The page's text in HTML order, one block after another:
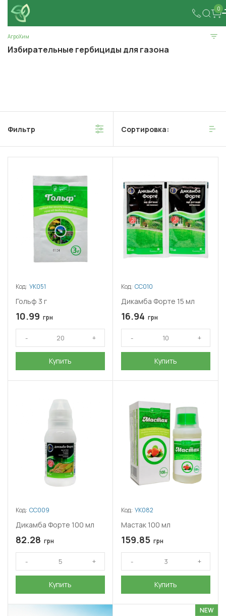
0
АгроХим
Избирательные гербициды для газона
Фильтр Сортировка:
Код: УК051
Гольф 3 г
10.99 грн
Купить
Код: СС010
Дикамба Форте 15 мл
16.94 грн
Купить
Код: СС009
Дикамба Форте 100 мл
82.28 грн
Купить
Код: УК082
Мастак 100 мл
159.85 грн
Купить
NEW